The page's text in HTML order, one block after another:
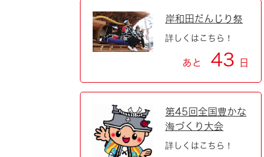
道路・河川・交通 まちづくり
国際交流
岸和田だんじり祭
詳しくはこちら！
あと 43 日
第45回全国豊かな
海づくり大会
詳しくはこちら！